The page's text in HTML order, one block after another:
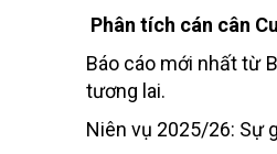
Phân tích cán cân
Báo cáo mới nhất từ
tương lai.
Niên vụ 2025/26: Sự